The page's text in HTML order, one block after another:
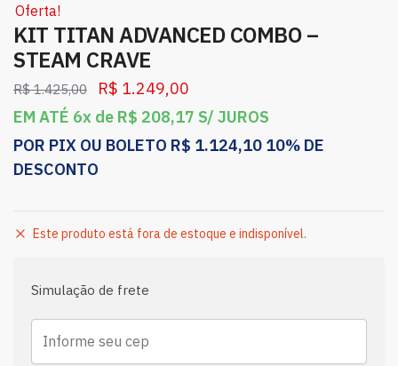
Oferta!
KIT TITAN ADVANCED COMBO –
STEAM CRAVE
R$1.425,00 R$ 1.249,00
EM ATÉ 6x de R$ 208,17 S/ JUROS
POR PIX OU BOLETO R$ 1.124,10 10% DE
DESCONTO
Este produto está fora de estoque e indisponível.
Simulação de frete